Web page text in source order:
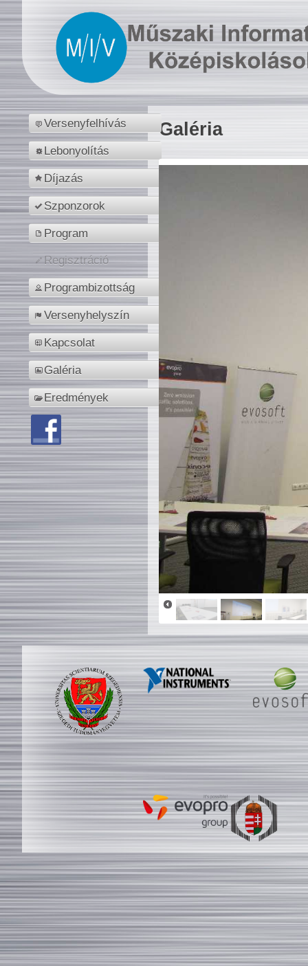
Versenyfelhívás
Lebonyolítás
Díjazás
Szponzorok
Program
Regisztráció
Programbizottság
Versenyhelyszín
Kapcsolat
Galéria
Eredmények
Galéria